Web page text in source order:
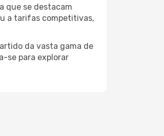
que se destacam
a tarifas competitivas,
da vasta gama de
se para explorar